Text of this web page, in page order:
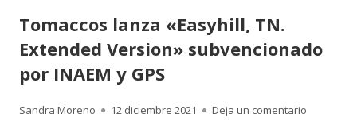
Tomaccos lanza «Easyhill, TN.
Extended Version» subvencionado
por INAEM y GPS
Autor
Sandra Moreno
Publicado
12 diciembre 2021 Deja un comentario